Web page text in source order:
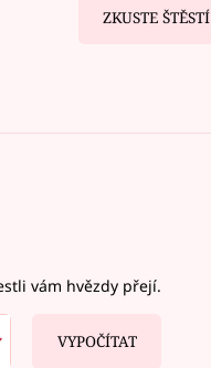
ZKUSTE ŠTĚSTÍ
vám hvězdy přejí.
VYPOČÍTAT